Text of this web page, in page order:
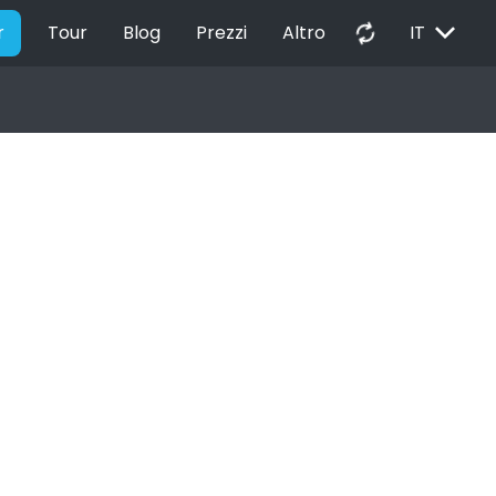
Tour Blog Prezzi Altro autorenew IT EXPAND_MORE